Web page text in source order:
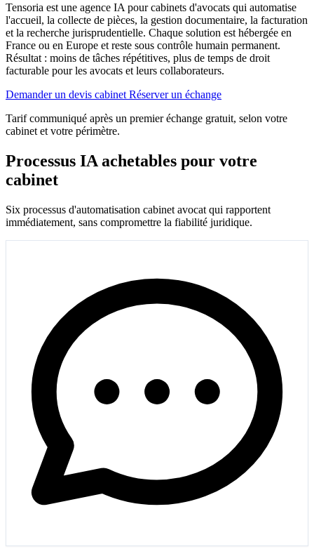
Tensoria est une agence IA pour cabinets d'avocats qui automatise
l'accueil, la collecte de pièces, la gestion documentaire, la facturation
et la recherche jurisprudentielle. Chaque solution est hébergée en
France ou en Europe et reste sous contrôle humain permanent.
Résultat : moins de tâches répétitives, plus de temps de droit
facturable pour les avocats et leurs collaborateurs.
Demander un devis cabinet Réserver un échange
Tarif communiqué après un premier échange gratuit, selon votre
cabinet et votre périmètre.
Processus IA achetables pour votre
cabinet
Six processus d'automatisation cabinet avocat qui rapportent
immédiatement, sans compromettre la fiabilité juridique.